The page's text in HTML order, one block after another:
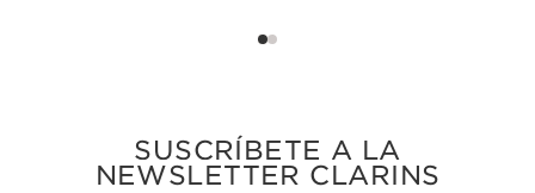
SUSCRÍBETE A LA
NEWSLETTER CLARINS